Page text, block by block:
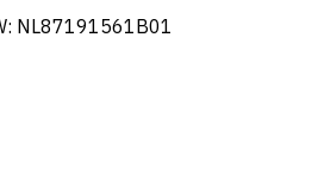
NL87191561B01